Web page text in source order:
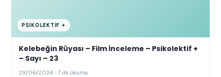
PSIKOLEKTIF +
Kelebeğin Rüyası – Film İnceleme – Psikolektif +
– Sayı – 23
29/06/2024 · 7 dk okuma